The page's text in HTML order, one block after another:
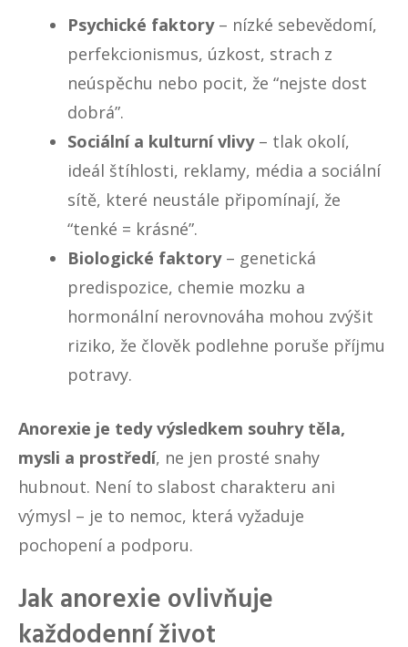
Psychické faktory– nízké sebevědomí,
perfekcionismus, úzkost, strach z
neúspěchu nebo pocit, že “nejste dost
dobrá”.
Sociální a kulturní vlivy– tlak okolí,
ideál štíhlosti, reklamy, média a sociální
sítě, které neustále připomínají, že
“tenké = krásné”.
Biologické faktory– genetická
predispozice, chemie mozku a
hormonální nerovnováha mohou zvýšit
riziko, že člověk podlehne poruše příjmu
potravy.
Anorexie je tedy výsledkem souhry těla,
mysli a prostředí, ne jen prosté snahy
hubnout. Není to slabost charakteru ani
výmysl – je to nemoc, která vyžaduje
pochopení a podporu.
Jak anorexie ovlivňuje
každodenní život